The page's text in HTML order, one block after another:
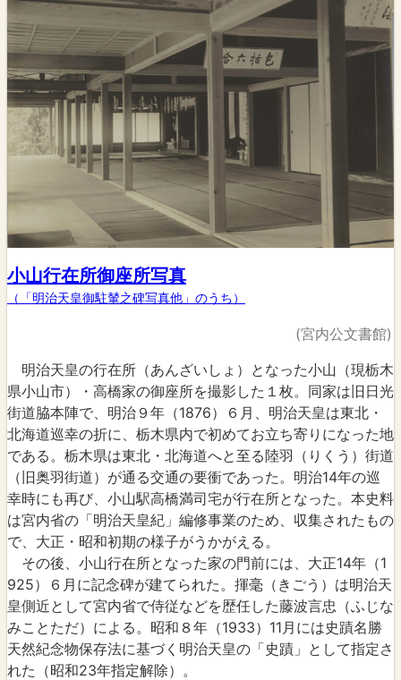
小山行在所御座所写真
（「明治天皇御駐輦之碑写真他」のうち）
(宮内公文書館)
明治天皇の行在所（あんざいしょ）となった小山（現栃木
県小山市）・高橋家の御座所を撮影した１枚。同家は旧日光
街道脇本陣で、明治９年（1876）６月、明治天皇は東北・
北海道巡幸の折に、栃木県内で初めてお立ち寄りになった地
である。栃木県は東北・北海道へと至る陸羽（りくう）街道
（旧奥羽街道）が通る交通の要衝であった。明治14年の巡
幸時にも再び、小山駅高橋満司宅が行在所となった。本史料
は宮内省の「明治天皇紀」編修事業のため、収集されたもの
で、大正・昭和初期の様子がうかがえる。
その後、小山行在所となった家の門前には、大正14年（1
925）６月に記念碑が建てられた。揮毫（きごう）は明治天
皇側近として宮内省で侍従などを歴任した藤波言忠（ふじな
みことただ）による。昭和８年（1933）11月には史蹟名勝
天然紀念物保存法に基づく明治天皇の「史蹟」として指定さ
れた（昭和23年指定解除）。